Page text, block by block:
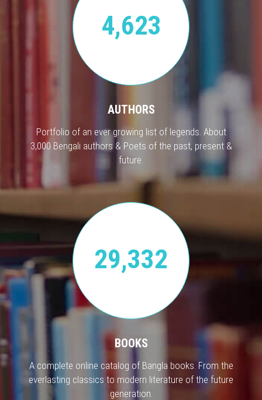
4,623
AUTHORS
Portfolio of an ever growing list of legends. About
3,000 Bengali authors & Poets of the past, present &
future.
29,332
BOOKS
A complete online catalog of Bangla books. From the
everlasting classics to modern literature of the future
generation.